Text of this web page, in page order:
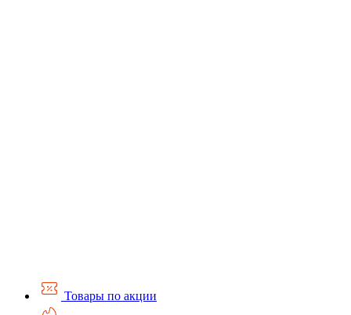
Товары по акции